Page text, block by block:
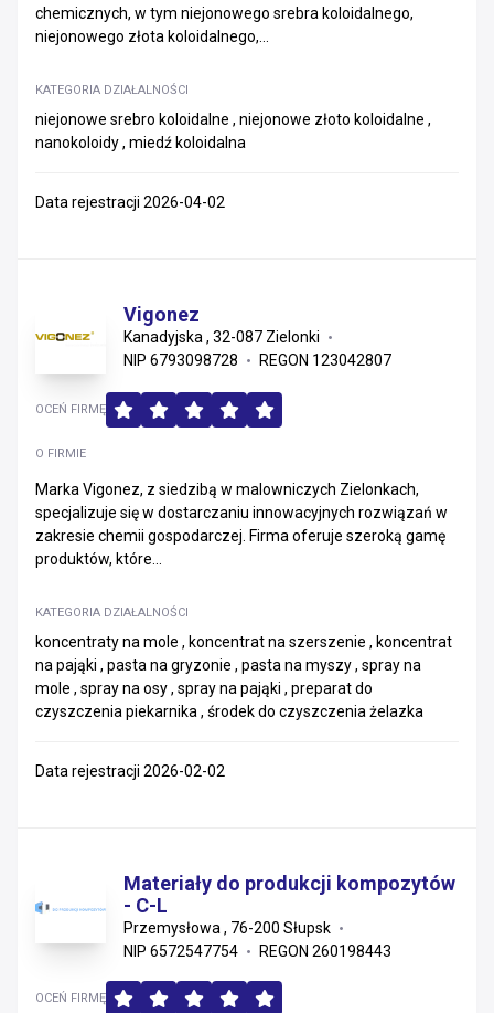
chemicznych, w tym niejonowego srebra koloidalnego,
niejonowego złota koloidalnego,...
KATEGORIA DZIAŁALNOŚCI
niejonowe srebro koloidalne , niejonowe złoto koloidalne ,
nanokoloidy , miedź koloidalna
Data rejestracji 2026-04-02
Vigonez
Kanadyjska , 32-087 Zielonki
NIP 6793098728
REGON 123042807
O FIRMIE
Marka Vigonez, z siedzibą w malowniczych Zielonkach,
specjalizuje się w dostarczaniu innowacyjnych rozwiązań w
zakresie chemii gospodarczej. Firma oferuje szeroką gamę
produktów, które...
KATEGORIA DZIAŁALNOŚCI
koncentraty na mole , koncentrat na szerszenie , koncentrat
na pająki , pasta na gryzonie , pasta na myszy , spray na
mole , spray na osy , spray na pająki , preparat do
czyszczenia piekarnika , środek do czyszczenia żelazka
OCEŃ FIRMĘ
Data rejestracji 2026-02-02
Materiały do produkcji kompozytów
- C-L
Przemysłowa , 76-200 Słupsk
NIP 6572547754
REGON 260198443
OCEŃ FIRMĘ